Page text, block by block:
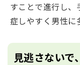
すことで進行し
症しやすく男性に
見逃さないで